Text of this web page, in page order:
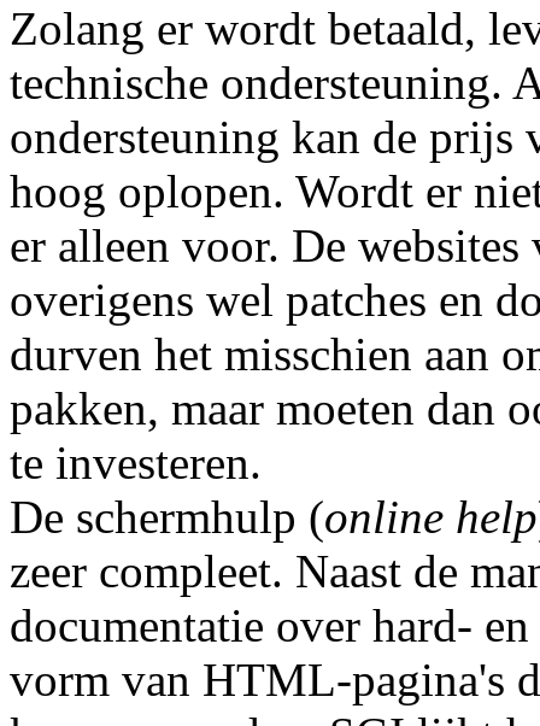
Zolang er wordt betaald,
technische ondersteuning.
ondersteuning kan de prijs
hoog oplopen. Wordt er
er alleen voor. De
overigens wel patches en
durven het misschien aan
pakken, maar moeten dan
te investeren.
De schermhulp (online help
zeer compleet. Naast de
documentatie over hard-
vorm van HTML-pagina's